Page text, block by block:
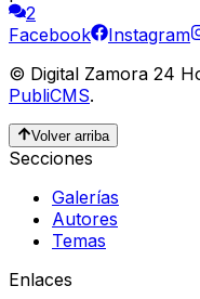
2
Facebook
Instagram
© Digital Zamora 24
PubliCMS.
Volver arriba
Secciones
Galerías
Autores
Temas
Enlaces